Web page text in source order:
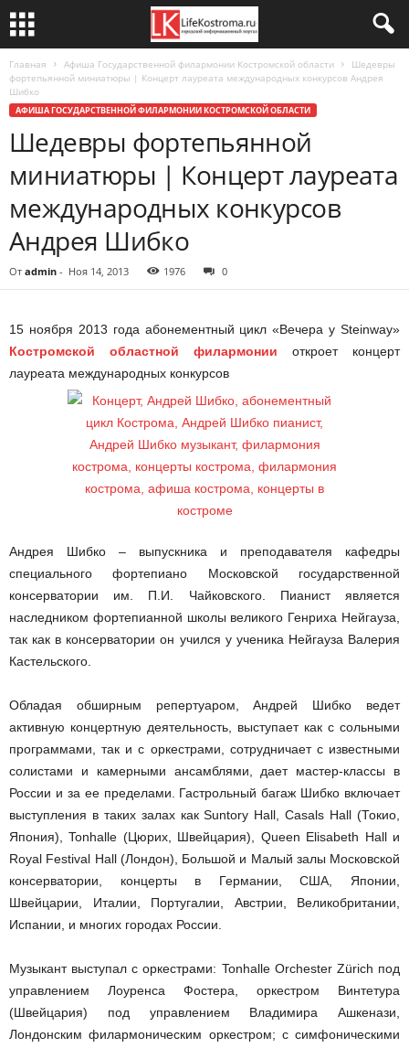
Главная Афиша Государственной филармонии Костромской области
Шедевры
фортепьянной миниатюры | Концерт лауреата международных конкурсов Андрея
Шибко
АФИША ГОСУДАРСТВЕННОЙ ФИЛАРМОНИИ КОСТРОМСКОЙ ОБЛАСТИ
Шедевры фортепьянной
миниатюры | Концерт лауреата
международных конкурсов
Андрея Шибко
От admin - Ноя 14, 2013 1976 0
15 ноября 2013 года абонементный цикл «Вечера у Steinway»
Костромской областной филармонии
откроет концерт
лауреата международных конкурсов
Андрея Шибко – выпускника и преподавателя кафедры
специального фортепиано Московской государственной
консерватории им. П.И. Чайковского. Пианист является
наследником фортепианной школы великого Генриха Нейгауза,
так как в консерватории он учился у ученика Нейгауза Валерия
Кастельского.
Обладая обширным репертуаром, Андрей Шибко ведет
активную концертную деятельность, выступает как с сольными
программами, так и с оркестрами, сотрудничает с известными
солистами и камерными ансамблями, дает мастер-классы в
России и за ее пределами. Гастрольный багаж Шибко включает
выступления в таких залах как Suntory Hall, Casals Hall (Токио,
Япония), Tonhalle (Цюрих, Швейцария), Queen Elisabeth Hall и
Royal Festival Hall (Лондон), Большой и Малый залы Московской
консерватории, концерты в Германии, США, Японии,
Швейцарии, Италии, Португалии, Австрии, Великобритании,
Испании, и многих городах России.
Музыкант выступал с оркестрами: Tonhalle Orchester Zürich под
управлением Лоуренса Фостера, оркестром Винтетура
(Швейцария) под управлением Владимира Ашкенази,
Лондонским филармоническим оркестром; с симфоническими